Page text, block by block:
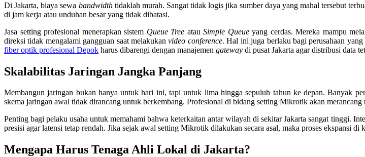
Di Jakarta, biaya sewa bandwidthtidaklah murah. Sangat tidak logis jika sumber daya yang mahal tersebut
di jam kerja atau unduhan besar yang tidak dibatasi.
Jasa setting profesional menerapkan sistem Queue Tree atau Simple Queueyang cerdas. Mereka mampu
direksi tidak mengalami gangguan saat melakukanvideo conference. Hal ini juga berlaku bagi perusahaan
fiber optik profesional Depok harus dibarengi dengan manajemen gateway di pusat Jakarta agar distribusi data
Skalabilitas Jaringan Jangka Panjang
Membangun jaringan bukan hanya untuk hari ini, tapi untuk lima hingga sepuluh tahun ke depan. Banyak
skema jaringan awal tidak dirancang untuk berkembang. Profesional di bidang setting Mikrotik akan
Penting bagi pelaku usaha untuk memahami bahwa keterkaitan antar wilayah di sekitar Jakarta sangat tinggi.
presisi agar latensi tetap rendah. Jika sejak awal setting Mikrotik dilakukan secara asal, maka proses ekspansi
Mengapa Harus Tenaga Ahli Lokal di Jakarta?